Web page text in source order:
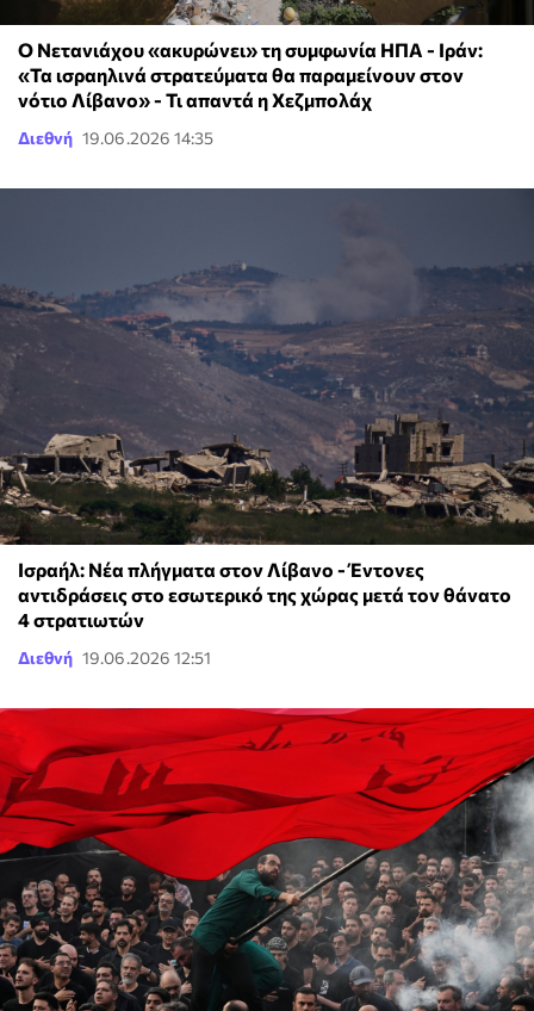
O Νετανιάχου «ακυρώνει» τη συμφωνία ΗΠΑ - Ιράν:
«Τα ισραηλινά στρατεύματα θα παραμείνουν στον
νότιο Λίβανο» - Τι απαντά η Χεζμπολάχ
Διεθνή 19.06.2026 14:35
Ισραήλ: Νέα πλήγματα στον Λίβανο - Έντονες
αντιδράσεις στο εσωτερικό της χώρας μετά τον θάνατο
4 στρατιωτών
Διεθνή 19.06.2026 12:51